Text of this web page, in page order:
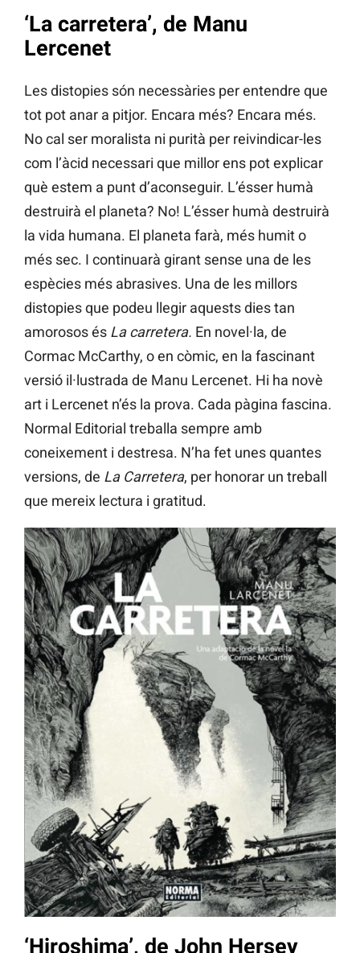
‘La carretera’, de Manu
Lercenet
Les distopies són necessàries per entendre que
tot pot anar a pitjor. Encara més? Encara més.
No cal ser moralista ni purità per reivindicar-les
com l’àcid necessari que millor ens pot explicar
què estem a punt d’aconseguir. L’ésser humà
destruirà el planeta? No! L’ésser humà destruirà
la vida humana. El planeta farà, més humit o
més sec. I continuarà girant sense una de les
espècies més abrasives. Una de les millors
distopies que podeu llegir aquests dies tan
amorosos és La carretera. En novel·la, de
Cormac McCarthy, o en còmic, en la fascinant
versió il·lustrada de Manu Lercenet. Hi ha novè
art i Lercenet n’és la prova. Cada pàgina fascina.
Normal Editorial treballa sempre amb
coneixement i destresa. N’ha fet unes quantes
versions, de La Carretera, per honorar un treball
que mereix lectura i gratitud.
‘Hiroshima’, de John Hersey